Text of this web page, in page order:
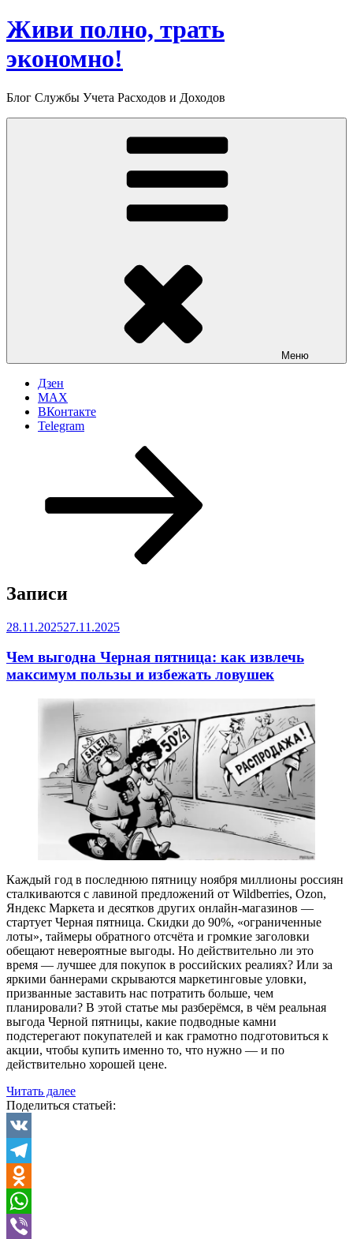
Живи полно, трать
экономно!
Блог Службы Учета Расходов и Доходов
Меню
Дзен
MAX
ВКонтакте
Telegram
Записи
Опубликовано
28.11.202527.11.2025
Чем выгодна Черная пятница: как извлечь
максимум пользы и избежать ловушек
Каждый год в последнюю пятницу ноября миллионы россиян
сталкиваются с лавиной предложений от Wildberries, Ozon,
Яндекс Маркета и десятков других онлайн-магазинов —
стартует Черная пятница. Скидки до 90%, «ограниченные
лоты», таймеры обратного отсчёта и громкие заголовки
обещают невероятные выгоды. Но действительно ли это
время — лучшее для покупок в российских реалиях? Или за
яркими баннерами скрываются маркетинговые уловки,
призванные заставить нас потратить больше, чем
планировали? В этой статье мы разберёмся, в чём реальная
выгода Черной пятницы, какие подводные камни
подстерегают покупателей и как грамотно подготовиться к
акции, чтобы купить именно то, что нужно — и по
действительно хорошей цене.
Читать далее«Чем
выгодна
Поделиться статьей:
VK
Telegram
Odnoklassniki
WhatsApp